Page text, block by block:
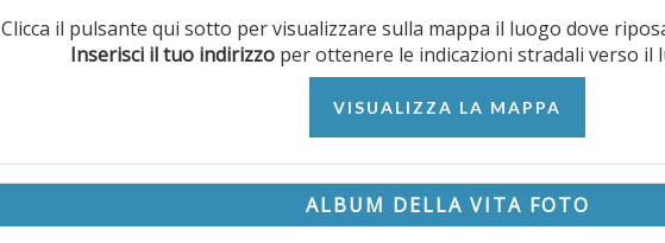
Clicca il pulsante qui sotto per visualizzare sulla mappa il luogo dove
Inserisci il tuo indirizzoper ottenere le indicazioni stradali verso il
VISUALIZZA LA MAPPA
ALBUM DELLA VITA FOTO